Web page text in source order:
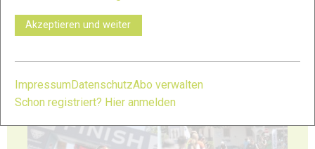
Akzeptieren und weiter
Impressum DatenschutzAbo verwalten
Schon registriert? Hier anmelden